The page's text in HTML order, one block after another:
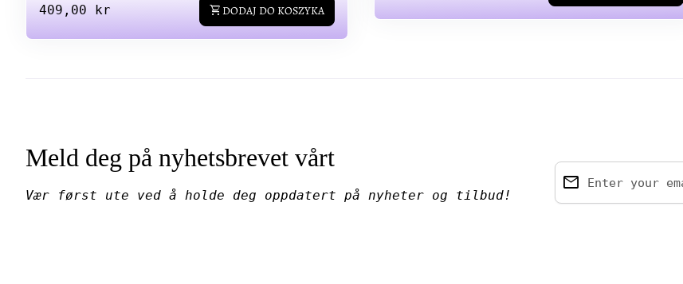
Regular price
409,00 kr shopping_cart DODAJ DO KOSZYKA
Meld deg på nyhetsbrevet vårt
Vær først ute ved å holde deg oppdatert på nyheter og tilbud! Enter your email
email